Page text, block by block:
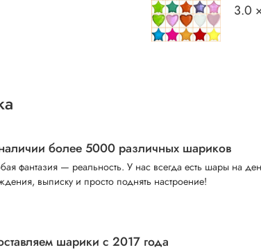
3.0
более 5000 различных шариков
фантазия — реальность. У нас всегда есть шары на
выписку и просто поднять настроение!
шарики с 2017 года